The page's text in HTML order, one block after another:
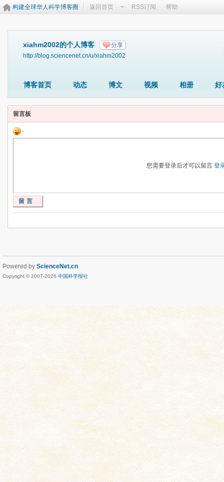
构建全球华人科学博客圈 返回首页 RSS订阅 帮助
xiahm2002的个人博客 分享
http://blog.sciencenet.cn/u/xiahm2002
博客首页 动态 博文 视频 相册 好
留言板
您需要登录后才可以留言 登
留言
Powered by ScienceNet.cn
Copyright © 2007-2026 中国科学报社